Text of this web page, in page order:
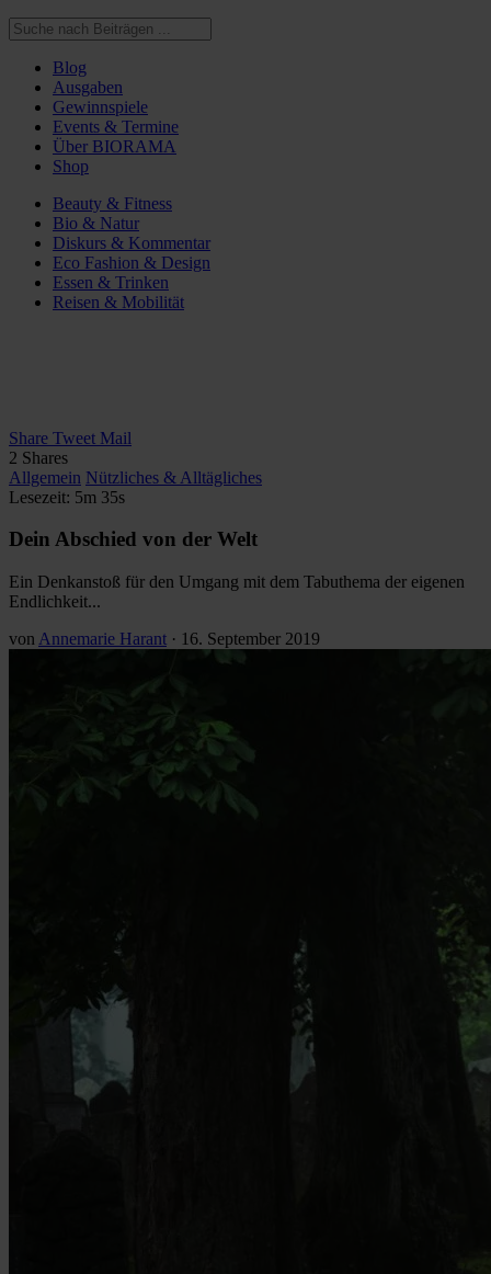
Blog
Ausgaben
Gewinnspiele
Events & Termine
Über BIORAMA
Shop
Beauty & Fitness
Bio & Natur
Diskurs & Kommentar
Eco Fashion & Design
Essen & Trinken
Reisen & Mobilität
Share Tweet Mail
2 Shares
Allgemein Nützliches & Alltägliches
Lesezeit: 5m 35s
Dein Abschied von der Welt
Ein Denkanstoß für den Umgang mit dem Tabuthema der eigenen
Endlichkeit...
von Annemarie Harant · 16. September 2019